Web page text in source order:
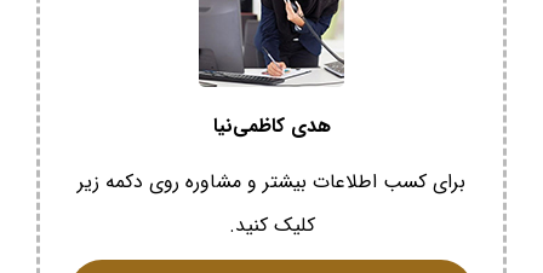
هدی کاظمی‌نیا
برای کسب اطلاعات بیشتر و مشاوره روی دکمه زیر
کلیک کنید.